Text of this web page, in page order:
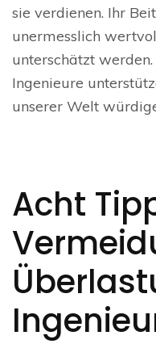
sie verdienen. Ihr
unermesslich
unterschätzt
Ingenieure
unserer Welt
Acht